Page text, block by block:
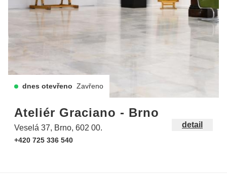
dnes otevřeno Zavřeno
Ateliér Graciano - Brno
Veselá 37, Brno, 602 00.
+420 725 336 540
detail